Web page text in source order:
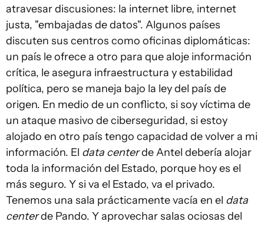
atravesar discusiones: la internet libre, internet
justa, "embajadas de datos". Algunos países
discuten sus centros como oficinas diplomáticas:
un país le ofrece a otro para que aloje información
crítica, le asegura infraestructura y estabilidad
política, pero se maneja bajo la ley del país de
origen. En medio de un conflicto, si soy víctima de
un ataque masivo de ciberseguridad, si estoy
alojado en otro país tengo capacidad de volver a mi
información. El data centerde Antel debería alojar
toda la información del Estado, porque hoy es el
más seguro. Y si va el Estado, va el privado.
Tenemos una sala prácticamente vacía en el data
centerde Pando. Y aprovechar salas ociosas del